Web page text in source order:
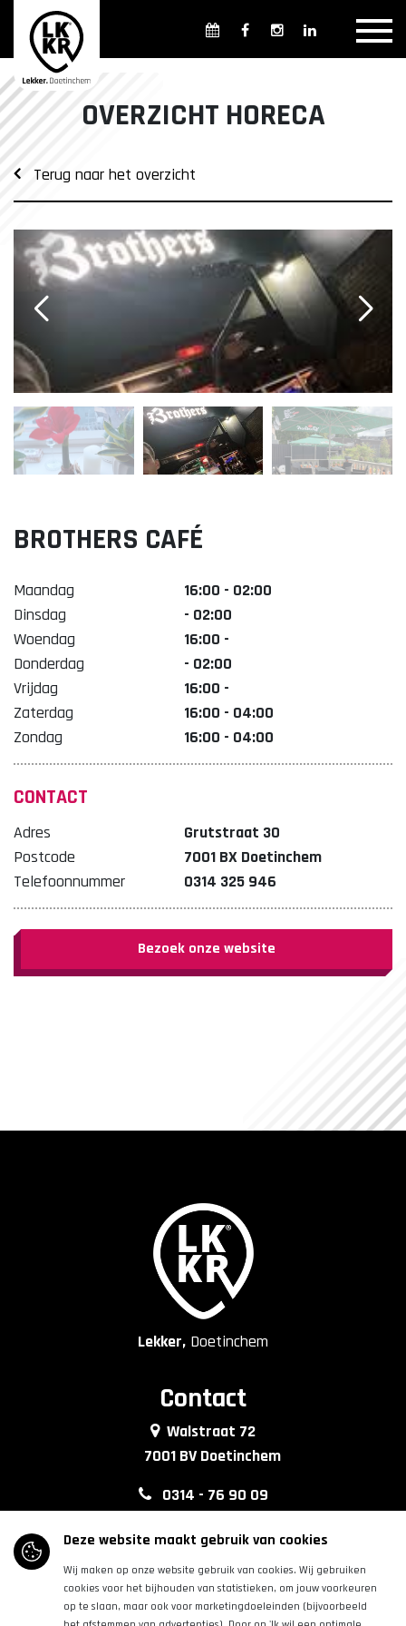
Overzicht winkels
Openingsdagen en -tijden
Weekmarkten
Overzicht Cultuur & Musea
Openbaar vervoer
Gratis Shuttle
FAQ
Organisatie Binnenstadbedrijf Doetinchem
OVERZICHT HORECA
Terug naar het overzicht
BROTHERS CAFÉ
Maandag
16:00 - 02:00
Dinsdag
- 02:00
Woendag
16:00 -
Donderdag
- 02:00
Vrijdag
16:00 -
Zaterdag
16:00 - 04:00
Zondag
16:00 - 04:00
CONTACT
Adres
Grutstraat 30
Postcode
7001 BX Doetinchem
Telefoonnummer
0314 325 946
Bezoek onze website
Lekker, Doetinchem
Contact
Walstraat 72
7001 BV Doetinchem
0314 - 76 90 09
info@lkkrdoetinchem.nl
Volg ons
Deze website maakt gebruik van cookies
Wij maken op onze website gebruik van cookies. Wij gebruiken
cookies voor het bijhouden van statistieken, om jouw voorkeuren
op te slaan, maar ook voor marketingdoeleinden (bijvoorbeeld